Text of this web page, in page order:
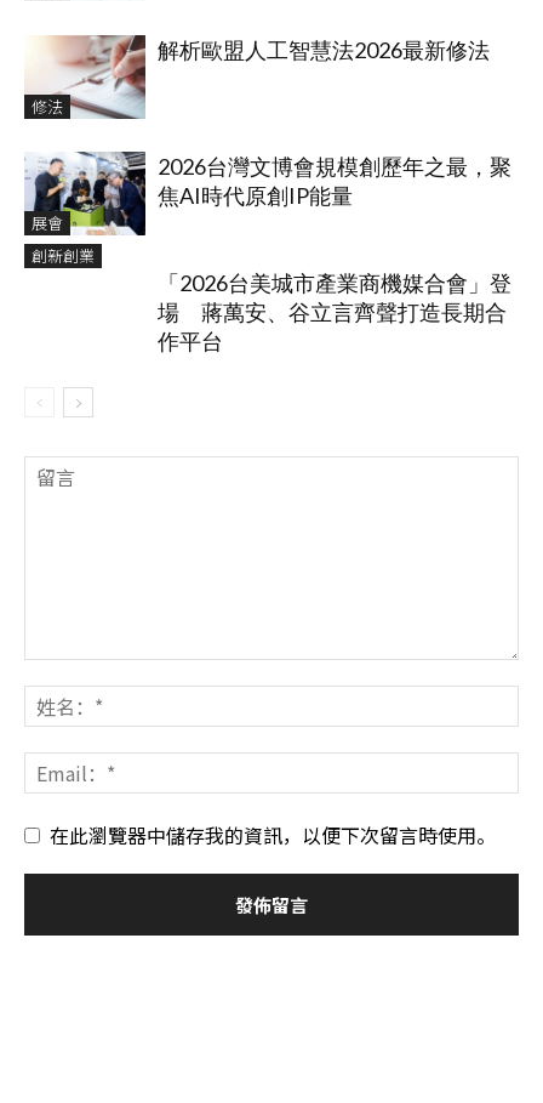
修法
解析歐盟人工智慧法2026最新修法
展會
2026台灣文博會規模創歷年之最，聚
焦AI時代原創IP能量
創新創業
「2026台美城市產業商機媒合會」登
場 蔣萬安、谷立言齊聲打造長期合
作平台
在此瀏覽器中儲存我的資訊，以便下次留言時使用。